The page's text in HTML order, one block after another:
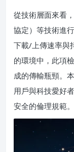
從技術層面來看
協定）等技術進
下載/上傳速率與
的環境中，此項
成的傳輸瓶頸。
用戶與科技愛好
安全的倫理規範。